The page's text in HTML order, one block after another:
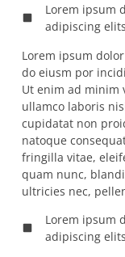
Lorem ipsum
adipiscing
Lorem ipsum
do eiusm por
Ut enim ad minim
ullamco laboris
cupidatat non
natoque
fringilla vitae,
quam nunc,
ultricies nec,
Lorem ipsum
adipiscing